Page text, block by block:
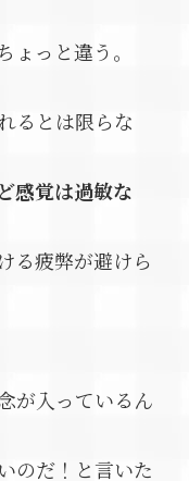
っと違う。
るとは限らな
感覚は過敏な
る疲弊が避けら
が入っているん
のだ！と言いた